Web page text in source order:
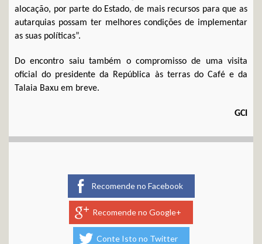
alocação, por parte do Estado, de mais recursos para que as
autarquias possam ter melhores condições de implementar
as suas políticas”.
Do encontro saiu também o compromisso de uma visita
oficial do presidente da República às terras do Café e da
Talaia Baxu em breve.
GCI
Recomende no Facebook
Recomende no Google+
Conte Isto no Twitter